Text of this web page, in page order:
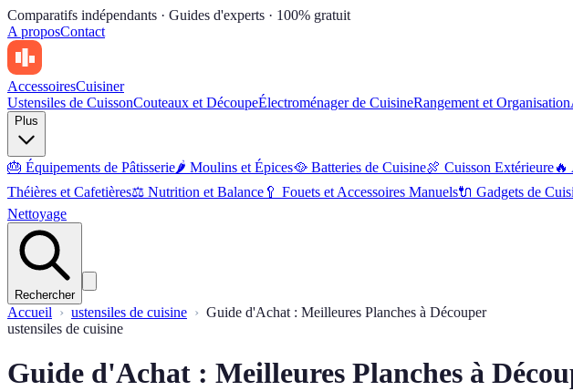
Comparatifs indépendants · Guides d'experts · 100% gratuit
A proposContact
AccessoiresCuisiner
Ustensiles de CuissonCouteaux et DécoupeÉlectroménager de CuisineRangement et Organisation
Plus
🎂 Équipements de Pâtisserie🌶 Moulins et Épices🥘 Batteries de Cuisine🍖 Cuisson Extérieure🔥
Théières et Cafetières⚖️ Nutrition et Balance 🥄 Fouets et Accessoires Manuels🔌 Gadgets de
Nettoyage
Rechercher
Accueil ustensiles de cuisine
Guide d'Achat : Meilleures Planches à Découper
ustensiles de cuisine
Guide d'Achat : Meilleures Planches à